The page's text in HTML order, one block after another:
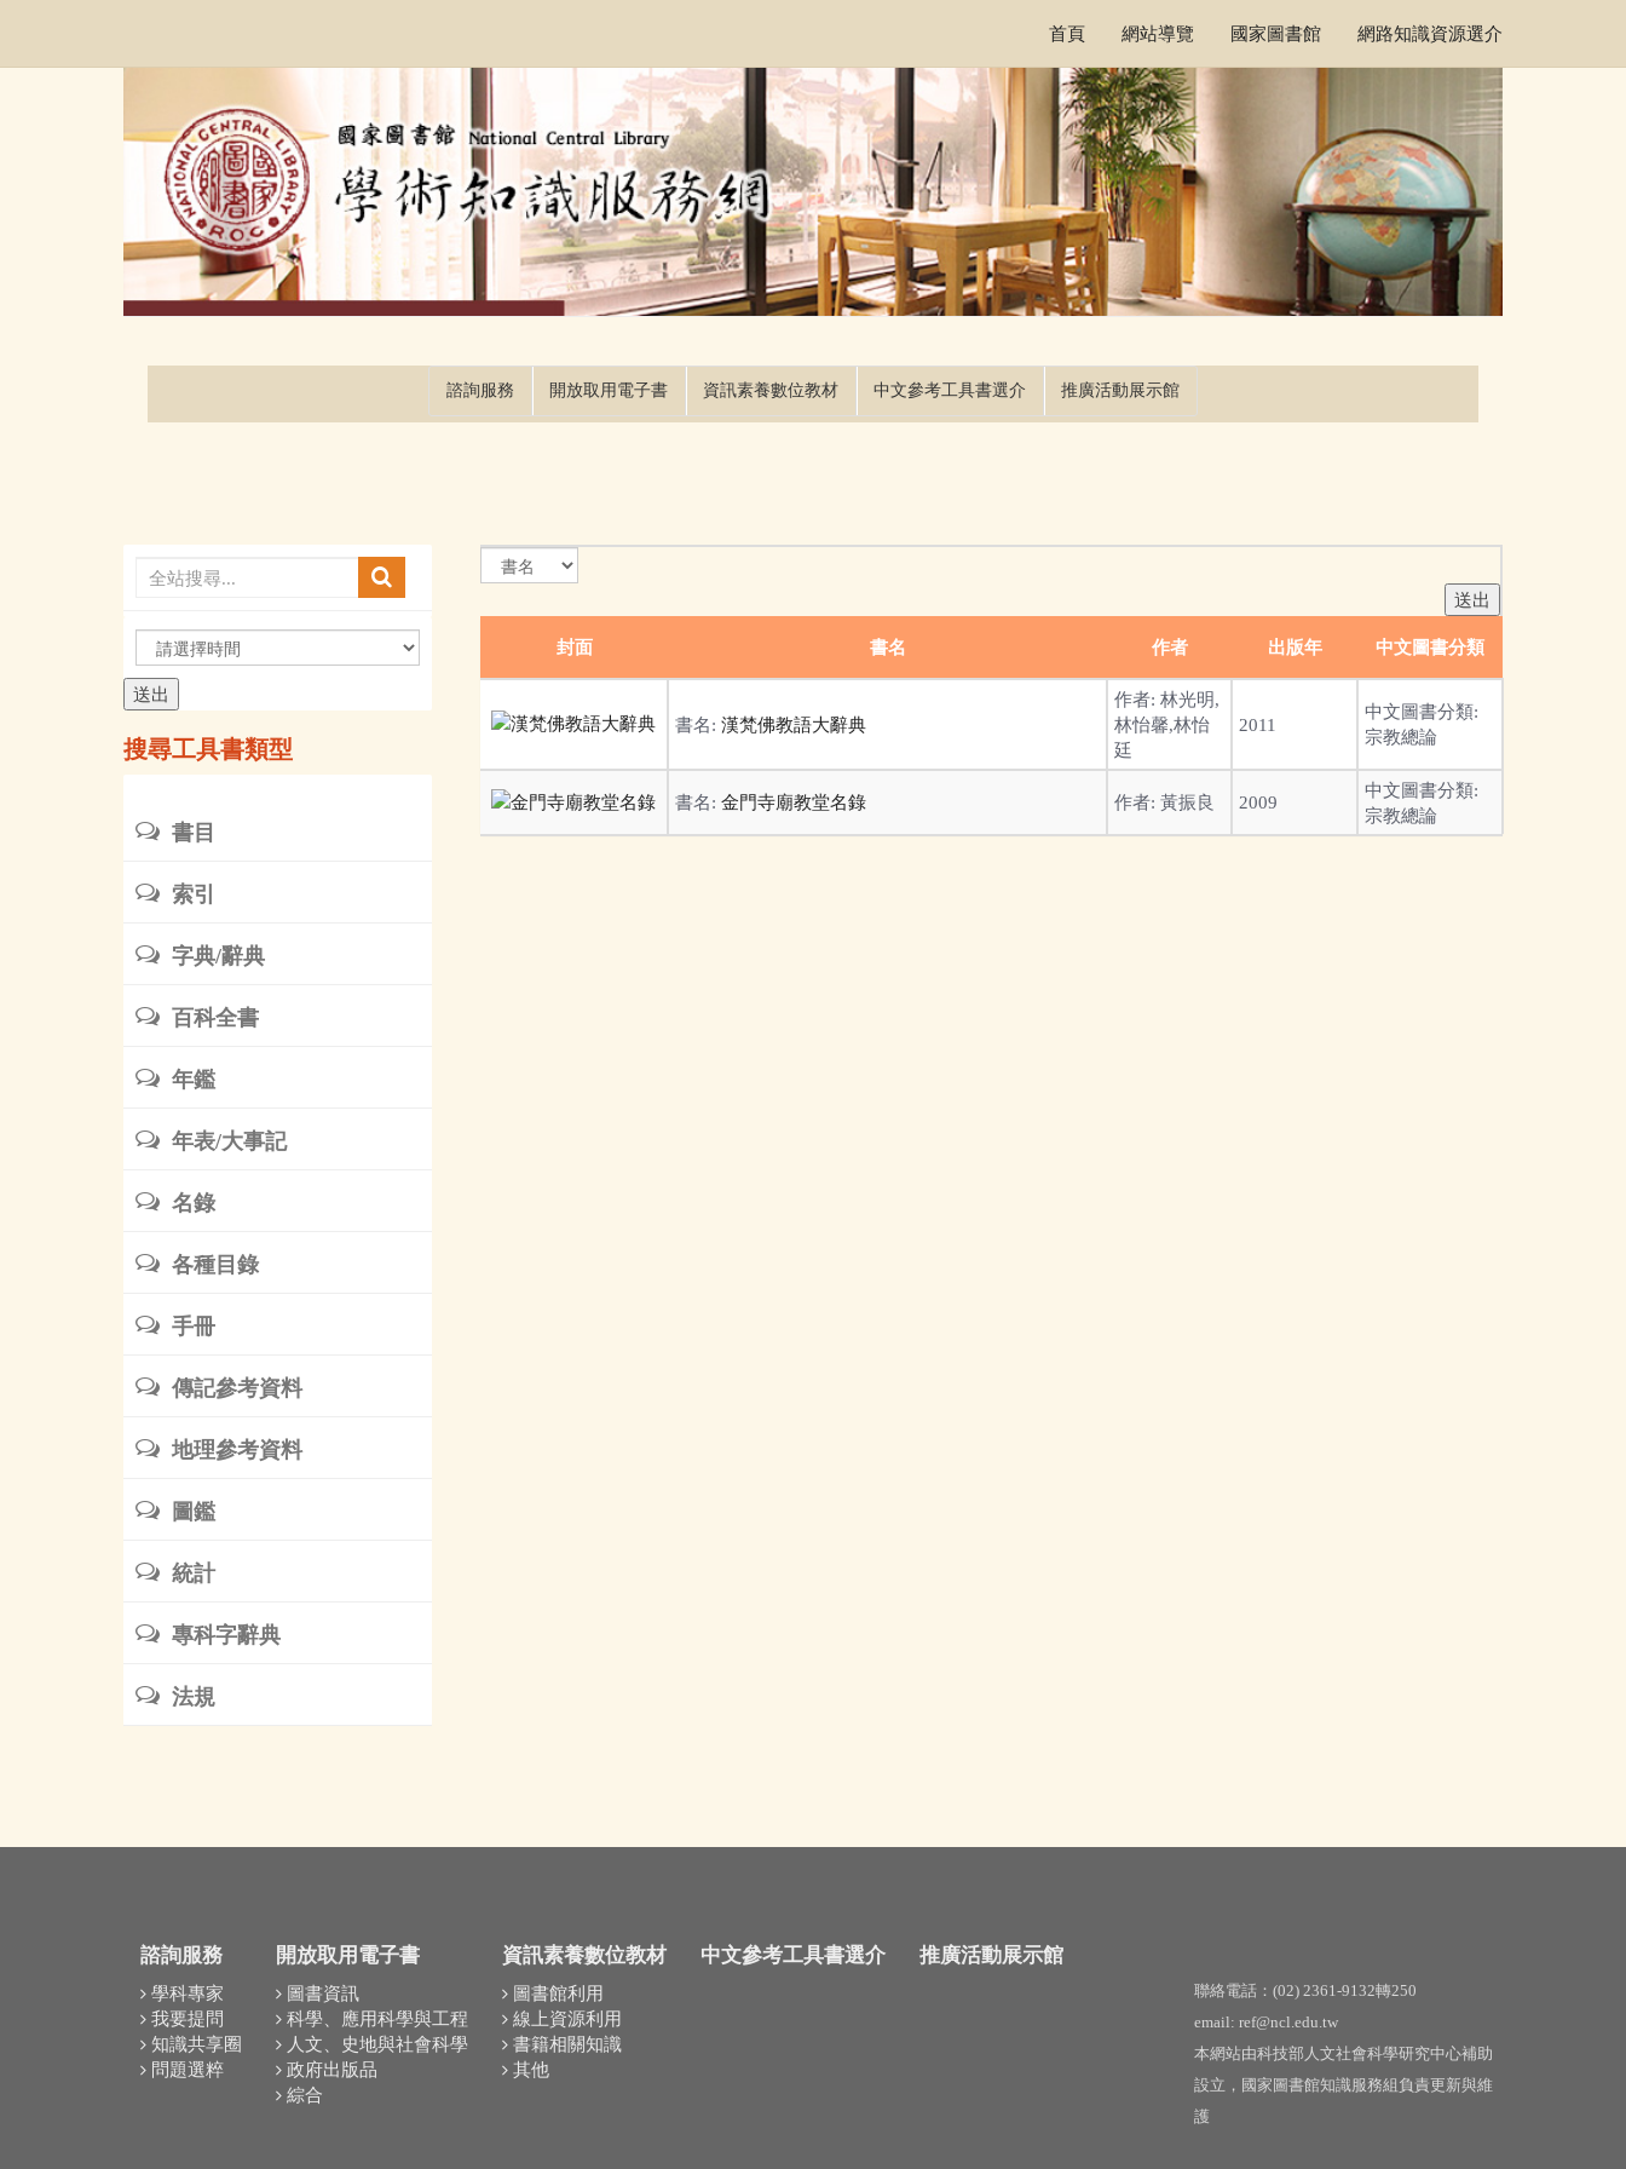
首頁
網站導覽 國家圖書館 網路知識資源選介
諮詢服務 開放取用電子書 資訊素養數位教材 中文參考工具書選介 推廣活動展示館
選
擇
時
間
搜尋工具書類型
書目
索引
字典/辭典
百科全書
年鑑
年表/大事記
名錄
各種目錄
手冊
傳記參考資料
地理參考資料
圖鑑
統計
專科字辭典
法規
封面 書名 作者 出版年 中文圖書分類
書名: 漢梵佛教語大辭典
作者: 林光明,
林怡馨,林怡
廷
2011
中文圖書分類:
宗教總論
書名: 金門寺廟教堂名錄 作者: 黃振良 2009
中文圖書分類:
宗教總論
諮詢服務
學科專家
我要提問
知識共享圈
問題選粹
開放取用電子書
圖書資訊
科學、應用科學與工程
人文、史地與社會科學
政府出版品
綜合
資訊素養數位教材
圖書館利用
線上資源利用
書籍相關知識
其他
中文參考工具書選介 推廣活動展示館
聯絡電話：(02) 2361-9132轉250
email: ref@ncl.edu.tw
本網站由科技部人文社會科學研究中心補助
設立，國家圖書館知識服務組負責更新與維
護